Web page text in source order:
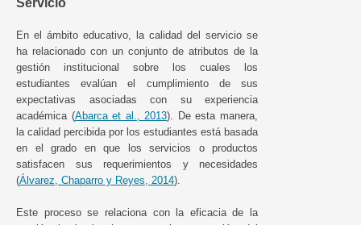
En el ámbito educativo, la calidad del servicio se
ha relacionado con un conjunto de atributos de la
gestión institucional sobre los cuales los
estudiantes evalúan el cumplimiento de sus
expectativas asociadas con su experiencia
académica (Abarca et al., 2013). De esta manera,
la calidad percibida por los estudiantes está basada
en el grado en que los servicios o productos
satisfacen sus requerimientos y necesidades
(Álvarez, Chaparro y Reyes, 2014).
Este proceso se relaciona con la eficacia de la